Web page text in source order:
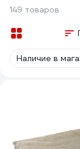
149 товаров
Наличие в